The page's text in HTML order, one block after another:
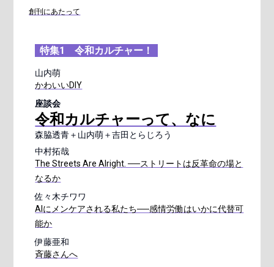
創刊にあたって
特集1 令和カルチャー！
山内萌
かわいいDIY
座談会
令和カルチャーって、なに
森脇透青＋山内萌＋吉田とらじろう
中村拓哉
The Streets Are Alright. ──ストリートは反革命の場と
なるか
佐々木チワワ
AIにメンケアされる私たち──感情労働はいかに代替可
能か
伊藤亜和
斉藤さんへ